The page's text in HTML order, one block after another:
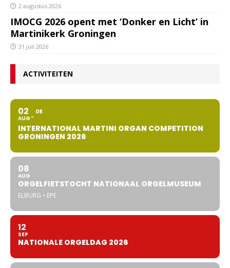
2 augustus 2026
IMOCG 2026 opent met ‘Donker en Licht’ in
Martinikerk Groningen
31 juli 2026
ACTIVITEITEN
02
AUG
08
INTERNATIONAL MARTINI ORGAN COMPETITION
GRONINGEN 2026
08
AUG
ORGELFIETSTOCHT NATIONAAL ORGELMUSEUM
ELBURG • EPE
12
SEP
NATIONALE ORGELDAG 2026